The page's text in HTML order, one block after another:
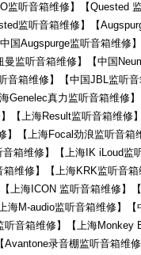
监听音箱维修】【Quested
监听音箱维修】【
国Augspurge监听音箱维修
监听音箱维修】【中国
音箱维修】【中国JBL监听
Genelec真力监听音箱维修
【上海Result监听音箱维修
】【上海Focal劲浪监听音
箱维修】【上海IK iLoud监
箱维修】【上海KRK监听音
上海ICON 监听音箱维修】
海M-audio监听音箱维修】
音箱维修】【上海
录音棚监听音箱维